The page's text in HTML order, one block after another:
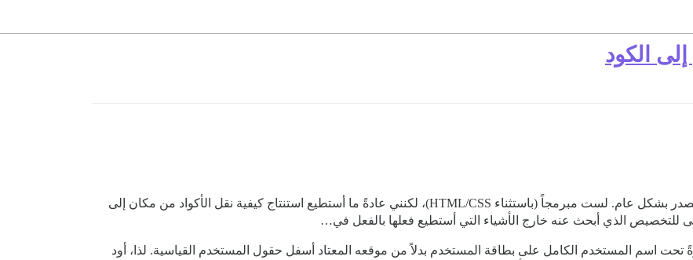
الكود
أنا جديد في Discourse وفي مجال البرمجة مفتوحة المصدر بشكل عام. لست مبرمجاً (باستثناء HTML/CSS)، لكنني عادةً ما أستطيع استنتاج كيفية نقل الأكواد من مكان إلى
للتخصيص الذي أبحث عنه خارج الأشياء التي أستطيع فعلها بالفعل في…
اسم المستخدم الكامل على بطاقة المستخدم بدلاً من موقعه المعتاد أسفل حقول المستخدم القياسية. لذا، أود